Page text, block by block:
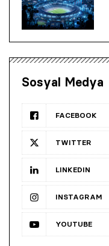
Sosyal Medya
FACEBOOK
TWITTER
LINKEDIN
INSTAGRAM
YOUTUBE